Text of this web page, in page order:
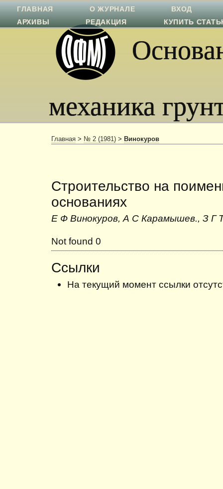
механика
ГЛАВНАЯ О ЖУРНАЛЕ
ВХОД
АРХИВЫ
РЕДАКЦИЯ КУПИТЬ
Главная > № 2 (1981) > Винокуров
Строительство на
основаниях
Е Ф Винокуров, А С Карамышев., З Г
Not found 0
Ссылки
На текущий момент ссылки